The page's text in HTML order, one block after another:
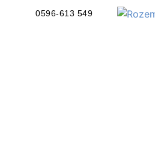
0596-613 549